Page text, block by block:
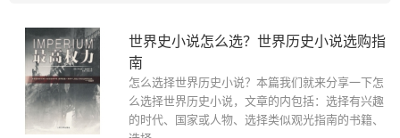
世界史小说怎么选？世界历史小说选购指
南
怎么选择世界历史小说？本篇我们就来分享一下怎
么选择世界历史小说，文章的内包括：选择有兴趣
的时代、国家或人物、选择类似观光指南的书籍、